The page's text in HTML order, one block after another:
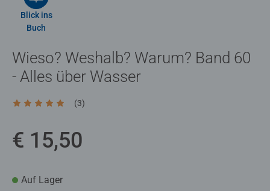
Blick ins
Buch
Wieso? Weshalb? Warum? Band 60
- Alles über Wasser
Durchschnittliche Bewertung 5,0 von 5 Sternen.
(3)
€ 15,50
Auf Lager